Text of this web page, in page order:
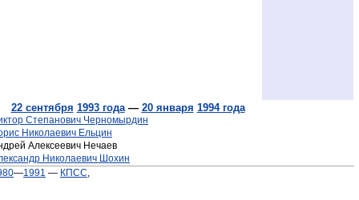
22 сентября 1993 года— 20 января 1994 года
Степанович Черномырдин
Николаевич Ельцин
Алексеевич Нечаев
Николаевич Шохин
—1991 — КПСС,